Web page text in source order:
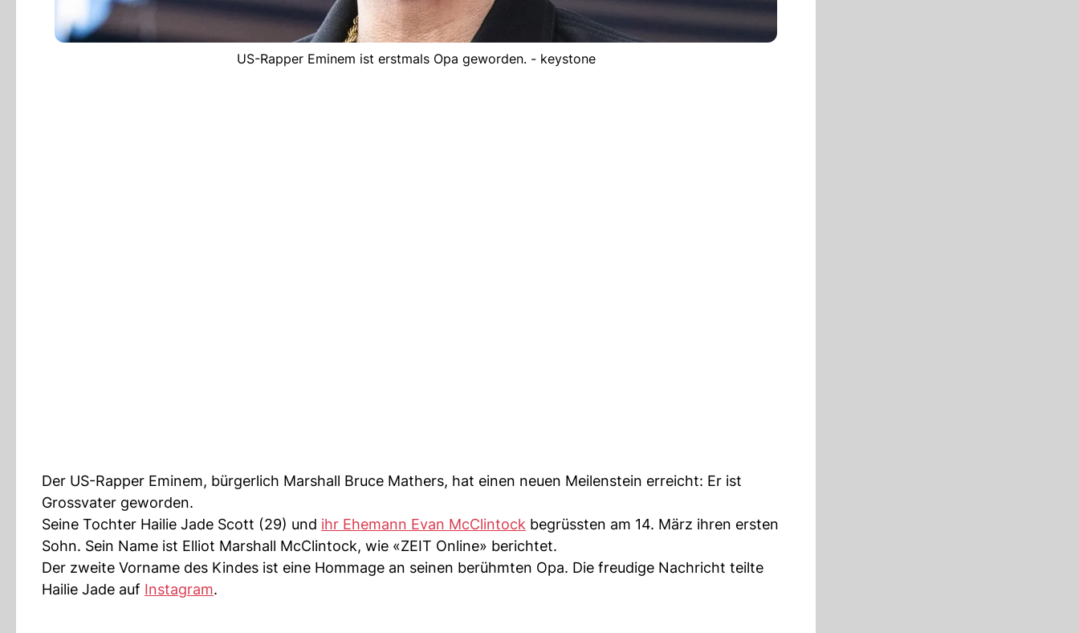
US-Rapper Eminem ist erstmals Opa geworden. - keystone
Der US-Rapper Eminem, bürgerlich Marshall Bruce Mathers, hat einen neuen Meilenstein erreicht: Er ist
Grossvater geworden.
Seine Tochter Hailie Jade Scott (29) und ihr Ehemann Evan McClintock begrüssten am 14. März ihren ersten
Sohn. Sein Name ist Elliot Marshall McClintock, wie «ZEIT Online» berichtet.
Der zweite Vorname des Kindes ist eine Hommage an seinen berühmten Opa. Die freudige Nachricht teilte
Hailie Jade auf Instagram.